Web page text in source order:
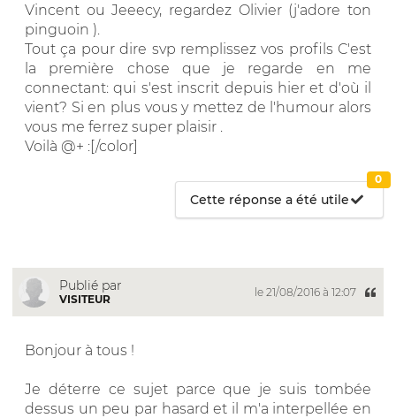
Vincent ou Jeeecy, regardez Olivier (j'adore ton
pinguoin ).
Tout ça pour dire svp remplissez vos profils C'est
la première chose que je regarde en me
connectant: qui s'est inscrit depuis hier et d'où il
vient? Si en plus vous y mettez de l'humour alors
vous me ferrez super plaisir .
Voilà @+ :[/color]
Cette réponse a été utile
0
Publié par
VISITEUR
le 21/08/2016 à 12:07
Bonjour à tous !
Je déterre ce sujet parce que je suis tombée
dessus un peu par hasard et il m'a interpellée en